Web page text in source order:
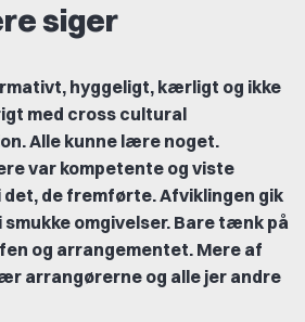
siger
hyggeligt, kærligt og ikke
med cross cultural
Alle kunne lære noget.
var kompetente og viste
de fremførte. Afviklingen gik
smukke omgivelser. Bare tænk på
og arrangementet. Mere af
arrangørerne og alle jer andre